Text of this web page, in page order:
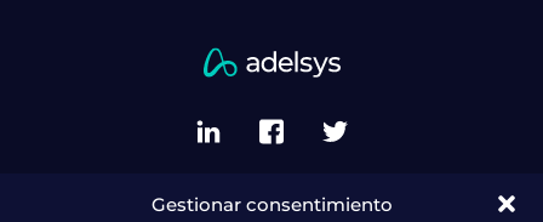
Gestionar consentimiento
Política de privacidad del sitio